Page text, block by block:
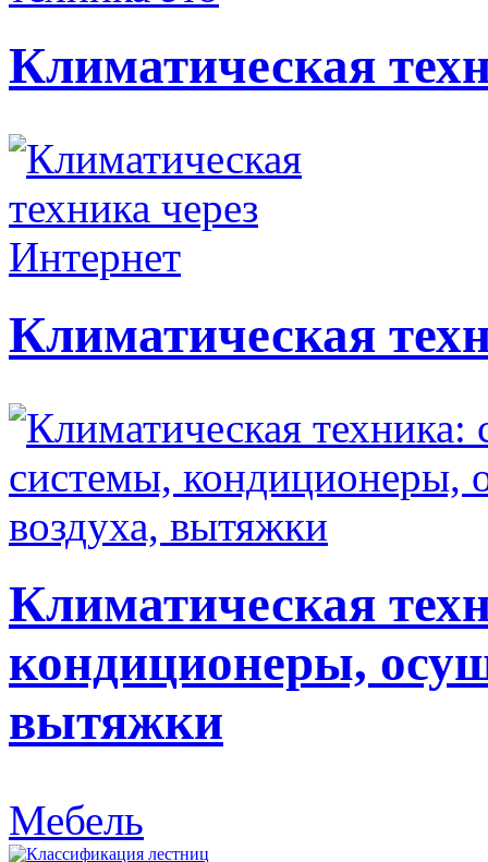
Климатическая
Климатическая
Климатическая
кондиционеры,
вытяжки
Мебель